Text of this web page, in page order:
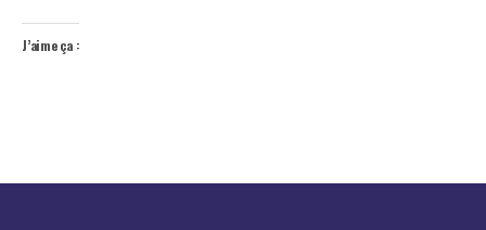
J’aime ça :